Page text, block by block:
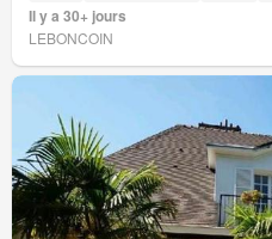
Il y a 30+ jours
LEBONCOIN